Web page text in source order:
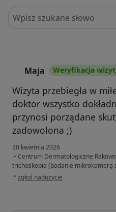
Szukaj w opiniach
Maja Weryfikacja
Wizyta przebiegła w
doktor wszystko
przynosi porządane
zadowolona ;)
30 kwietnia 2026
• Centrum Dermatologiczne
trichoskopia (badanie mikrokamerą
• w opinii użytkownika Maja
zgłoś nadużycie